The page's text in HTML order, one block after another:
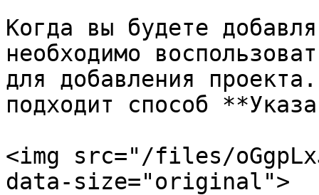
Когда вы будете
необходимо
для добавления
подходит способ
<img src="/files/
data-size="original">